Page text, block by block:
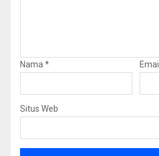
Nama * Email
Situs Web